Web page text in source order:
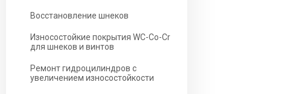
Восстановление шнеков
Износостойкие покрытия WC-Co-Cr
для шнеков и винтов
Ремонт гидроцилиндров с
увеличением износостойкости